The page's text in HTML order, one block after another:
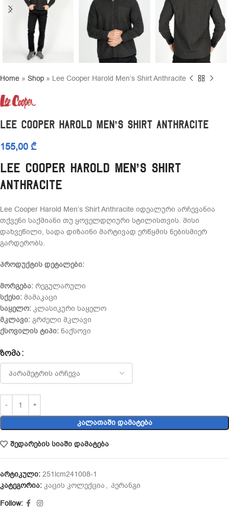
Home » Shop » Lee Cooper Harold Men’s Shirt Anthracite
Lee Cooper Harold Men’s Shirt Anthracite
155,00 ₾
Lee Cooper Harold Men’s Shirt
Anthracite
Lee Cooper Harold Men’s Shirt Anthracite იდეალური არჩევანია
თქვენი საქმიანი თუ ყოველდღიური სტილისთვის. მისი
დახვეწილი, სადა დიზაინი მარტივად ერწყმის ნებისმიერ
გარდერობს.
პროდუქტის დეტალები:
მორგება: რეგულარული
სქესი: მამაკაცი
საყელო: კლასიკური საყელო
მკლავი: გრძელი მკლავი
ქსოვილის ტიპი: ნაქსოვი
ᲖᲝᲛᲐ
ᲙᲐᲚᲐᲗᲐᲨᲘ ᲓᲐᲛᲐᲢᲔᲑᲐ
შედარების სიაში დამატება
არტიკული: 251lcm241008-1
კატეგორია: კაცის კოლექცია , პერანგი
Follow: